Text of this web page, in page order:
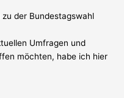
der Bundestagswahl
Umfragen und
möchten, habe ich hier